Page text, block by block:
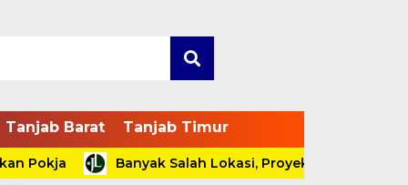
Tanjab Barat Tanjab Timur
Banyak Salah Lokasi, Proyek di Dinas PU PR